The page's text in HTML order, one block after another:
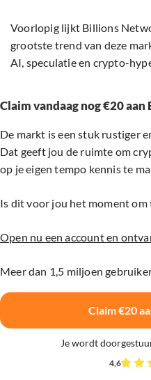
Voorlopig lijkt Billions
grootste trend van deze
AI, speculatie en crypto-
Claim vandaag nog €20 aan
De markt is een stuk rustiger
Dat geeft jou de ruimte om
op je eigen tempo kennis te
Is dit voor jou het moment
Open nu een account en
Meer dan 1,5 miljoen
Claim €20
Je wordt
4,6